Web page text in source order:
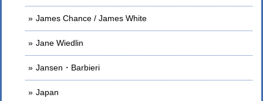
James Chance / James White
Jane Wiedlin
Jansen・Barbieri
Japan